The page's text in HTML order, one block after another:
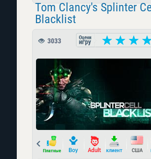
Tom Clancy's Splinter
Blacklist
3033
Prev